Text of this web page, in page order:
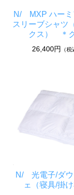
Function :
消臭機能のあ
遠赤外線を輻
内温度を持続
ゆったりと着
吉草酸98％カ
覧ください。
ちのウェアを
おすすめいたし
N/ MXP ハーミ
スリーブシャツ
クス） ＊
26,400円 （税
N/ 光電子/ダウ
ェ（寝具/掛け